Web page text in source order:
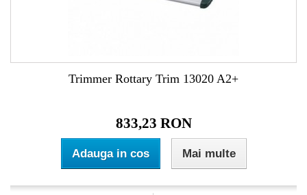
Trimmer Rottary Trim 13020 A2+
833,23 RON
Adauga in cos Mai multe